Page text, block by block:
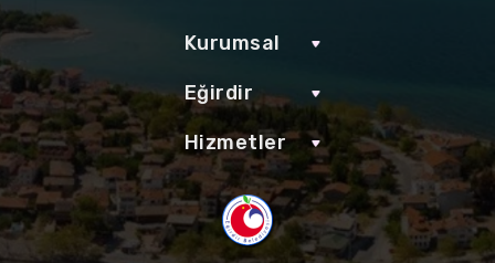
Kurumsal
Eğirdir
Hizmetler